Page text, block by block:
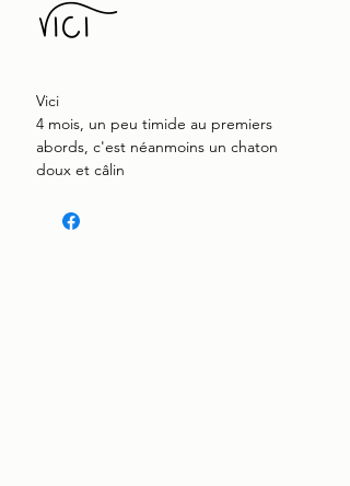
Vici
Vici
4 mois, un peu timide au premiers
abords, c'est néanmoins un chaton
doux et câlin